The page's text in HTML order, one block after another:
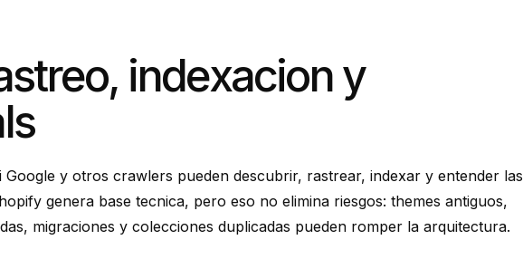
indexacion y
Google y otros crawlers pueden descubrir, rastrear, indexar y entender las
genera base tecnica, pero eso no elimina riesgos: themes antiguos,
migraciones y colecciones duplicadas pueden romper la arquitectura.